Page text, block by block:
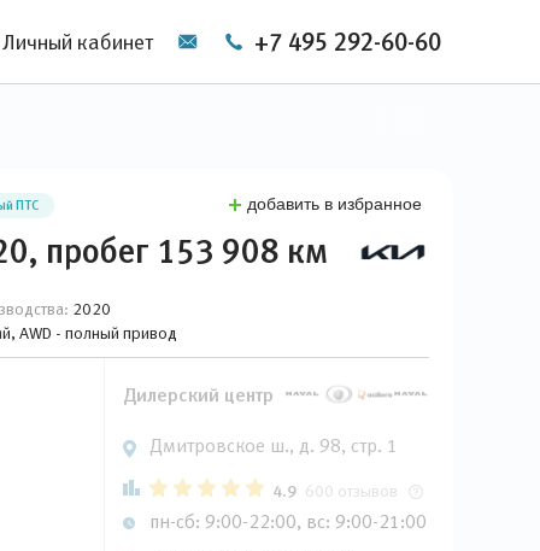
Личный кабинет +7 495 292-60-60
ПТС добавить в избранное
пробег 153 908 км
2020
AWD - полный привод
Дилерский центр
Дмитровское ш., д. 98, стр. 1
4.9 600 отзывов
пн-сб: 9:00-22:00, вс: 9:00-21:00